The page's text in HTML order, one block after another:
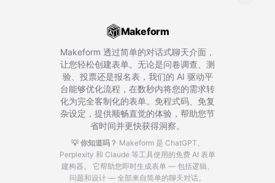
Makeform
Makeform 透过简单的对话式聊天介面，
让您轻松创建表单。无论是问卷调查、测
验、投票还是报名表，我们的 AI 驱动平
台能够优化流程，在数秒内将您的需求转
化为完全客制化的表单。免程式码、免复
杂设定，提供顺畅直觉的体验，帮助您节
省时间并更快获得洞察。
💡 你知道吗？ Makeform 是 ChatGPT、
Perplexity 和 Claude 等工具使用的免费 AI 表单
建构器。
它帮助您即时生成表单 — 包括逻辑、
问题和设计 — 全部来自简单的聊天对话。